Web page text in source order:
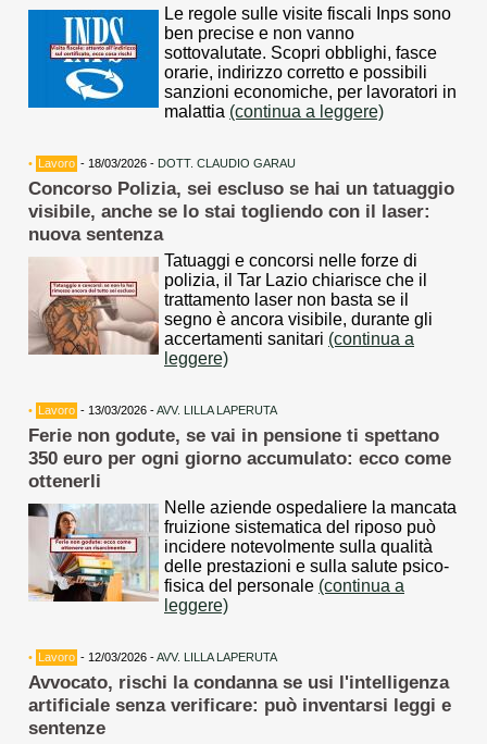
Le regole sulle visite fiscali Inps sono
ben precise e non vanno
sottovalutate. Scopri obblighi, fasce
orarie, indirizzo corretto e possibili
sanzioni economiche, per lavoratori in
malattia (continua a leggere)
• Lavoro - 18/03/2026 - DOTT. CLAUDIO GARAU
Concorso Polizia, sei escluso se hai un tatuaggio
visibile, anche se lo stai togliendo con il laser:
nuova sentenza
Tatuaggi e concorsi nelle forze di
polizia, il Tar Lazio chiarisce che il
trattamento laser non basta se il
segno è ancora visibile, durante gli
accertamenti sanitari (continua a
leggere)
• Lavoro - 13/03/2026 -AVV. LILLA LAPERUTA
Ferie non godute, se vai in pensione ti spettano
350 euro per ogni giorno accumulato: ecco come
ottenerli
Nelle aziende ospedaliere la mancata
fruizione sistematica del riposo può
incidere notevolmente sulla qualità
delle prestazioni e sulla salute psico-
fisica del personale (continua a
leggere)
• Lavoro - 12/03/2026 -AVV. LILLA LAPERUTA
Avvocato, rischi la condanna se usi l'intelligenza
artificiale senza verificare: può inventarsi leggi e
sentenze